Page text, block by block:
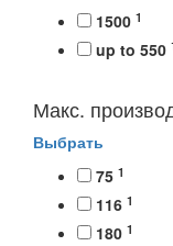
1500 1
up to 550
Макс.
Выбрать
75 1
116 1
180 1